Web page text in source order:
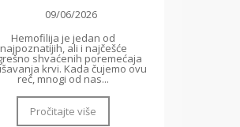
09/06/2026
Hemofilija je jedan od
najpoznatijih, ali i najčešće
shvaćenih poremećaja
krvi. Kada čujemo ovu
reč, mnogi od nas...
Pročitajte više